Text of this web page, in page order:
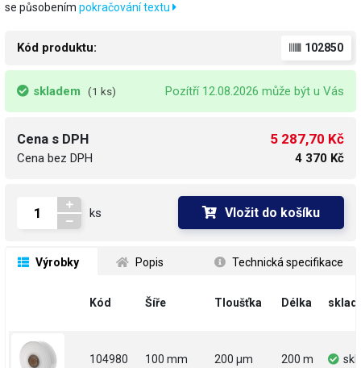
se působením pokračování textu
Kód produktu: 102850
skladem (1 ks) Pozítří 12.08.2026 může být u Vás
Cena s DPH
Cena bez DPH
5 287,70 Kč
4 370 Kč
ks Vložit do košíku
Výrobky Popis Technická specifikace
Kód Šíře Tloušťka Délka sklad
104980 100 mm 200 µm 200 m